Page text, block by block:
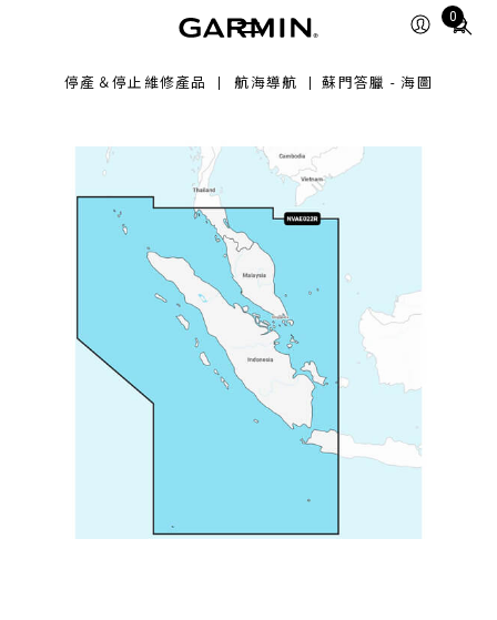
0
Total
停產＆停止維修產品 航海導航 蘇門答臘 - 海圖